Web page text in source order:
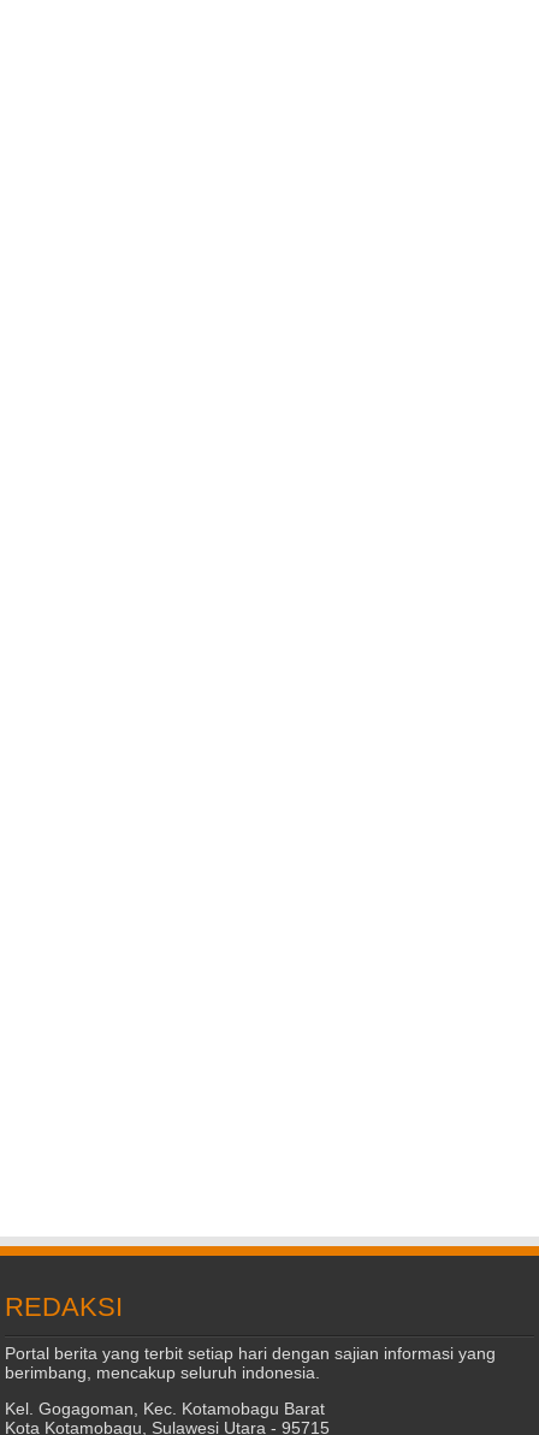
REDAKSI
Portal berita yang terbit setiap hari dengan sajian informasi yang
berimbang, mencakup seluruh indonesia.
Kel. Gogagoman, Kec. Kotamobagu Barat
Kota Kotamobagu, Sulawesi Utara - 95715